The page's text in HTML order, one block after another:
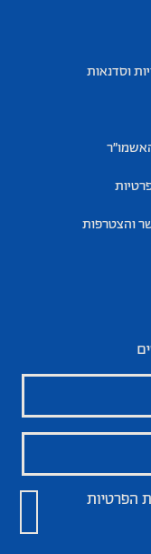
וסדנאות
והצטרפות
הפרטיות